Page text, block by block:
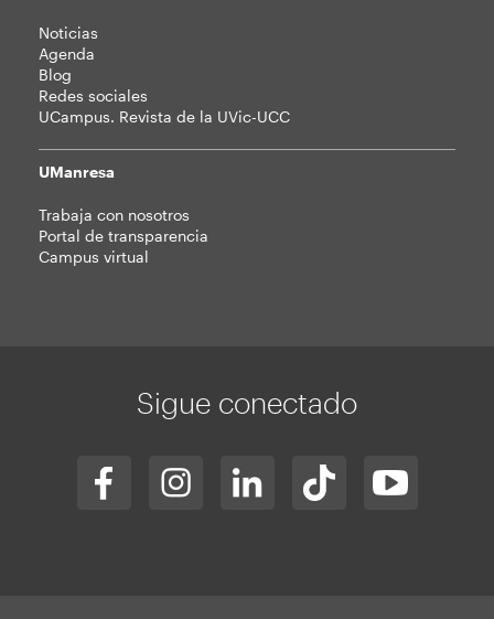
Noticias
Agenda
Blog
Redes sociales
UCampus. Revista de la UVic-UCC
UManresa
Trabaja con nosotros
Portal de transparencia
Campus virtual
Sigue conectado